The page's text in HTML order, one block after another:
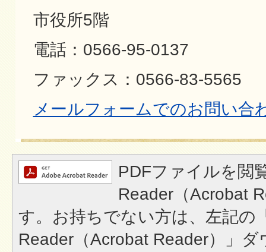
市役所5階
電話：0566-95-0137
ファックス：0566-83-5565
メールフォームでのお問い合
PDFファイルを閲
Reader（Acrobat
す。お持ちでない方は、左記の
Reader（Acrobat Reader）」